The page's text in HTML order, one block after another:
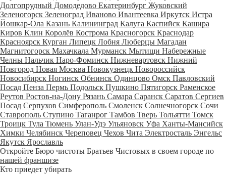
Долгопрудный Домодедово Екатеринбург Жуковский
Зеленогорск Зеленоград Иваново Ивантеевка Иркутск Истра
Йошкар-Ола Казань Калининград Калуга Каспийск Кашира
Киров Клин Королёв Кострома Красногорск Краснодар
Красноярск Курган Липецк Лобня Люберцы Магадан
Магнитогорск Махачкала Мурманск Мытищи Набережные
Челны Нальчик Наро-Фоминск Нижневартовск Нижний
Новгород Новая Москва Новокузнецк Новороссийск
Новосибирск Ногинск Обнинск Одинцово Омск Павловский
Посад Пенза Пермь Подольск Пушкино Пятигорск Раменское
Реутов Ростов-на-Дону Рязань Самара Саранск Саратов Сергиев
Посад Серпухов Симферополь Смоленск Солнечногорск Сочи
Ставрополь Ступино Таганрог Тамбов Тверь Тольятти Томск
Троицк Тула Тюмень Улан-Удэ Ульяновск Уфа Ханты-Мансийск
Химки Челябинск Череповец Чехов Чита Электросталь Энгельс
Якутск Ярославль
Откройте Бюро чистоты Братьев Чистовых в своем городе по
нашей франшизе
Кто приедет убирать